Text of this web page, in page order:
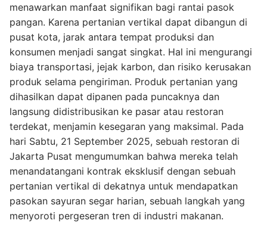
menawarkan manfaat signifikan bagi rantai pasok
pangan. Karena pertanian vertikal dapat dibangun di
pusat kota, jarak antara tempat produksi dan
konsumen menjadi sangat singkat. Hal ini mengurangi
biaya transportasi, jejak karbon, dan risiko kerusakan
produk selama pengiriman. Produk pertanian yang
dihasilkan dapat dipanen pada puncaknya dan
langsung didistribusikan ke pasar atau restoran
terdekat, menjamin kesegaran yang maksimal. Pada
hari Sabtu, 21 September 2025, sebuah restoran di
Jakarta Pusat mengumumkan bahwa mereka telah
menandatangani kontrak eksklusif dengan sebuah
pertanian vertikal di dekatnya untuk mendapatkan
pasokan sayuran segar harian, sebuah langkah yang
menyoroti pergeseran tren di industri makanan.